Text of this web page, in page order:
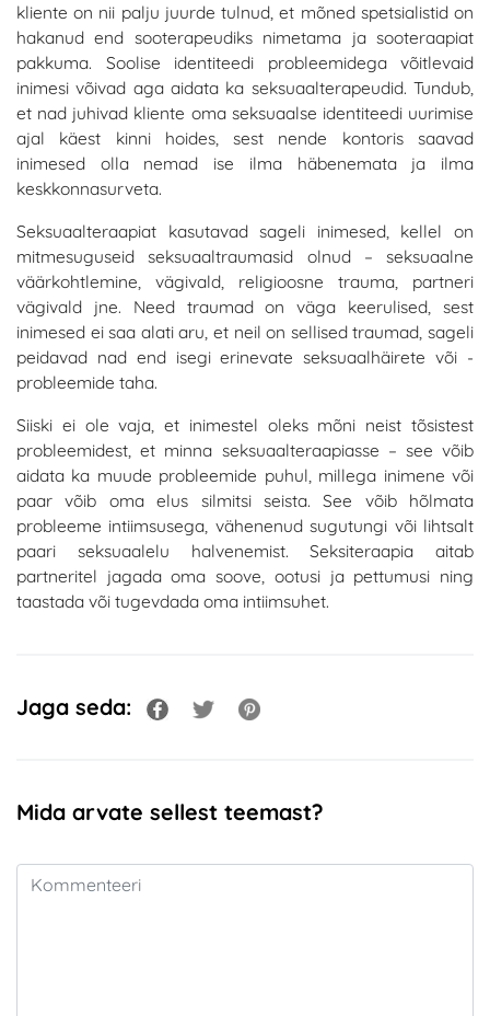
kliente on nii palju juurde tulnud, et mõned spetsialistid on
hakanud end sooterapeudiks nimetama ja sooteraapiat
pakkuma. Soolise identiteedi probleemidega võitlevaid
inimesi võivad aga aidata ka seksuaalterapeudid. Tundub,
et nad juhivad kliente oma seksuaalse identiteedi uurimise
ajal käest kinni hoides, sest nende kontoris saavad
inimesed olla nemad ise ilma häbenemata ja ilma
keskkonnasurveta.
Seksuaalteraapiat kasutavad sageli inimesed, kellel on
mitmesuguseid seksuaaltraumasid olnud – seksuaalne
väärkohtlemine, vägivald, religioosne trauma, partneri
vägivald jne. Need traumad on väga keerulised, sest
inimesed ei saa alati aru, et neil on sellised traumad, sageli
peidavad nad end isegi erinevate seksuaalhäirete või -
probleemide taha.
Siiski ei ole vaja, et inimestel oleks mõni neist tõsistest
probleemidest, et minna seksuaalteraapiasse – see võib
aidata ka muude probleemide puhul, millega inimene või
paar võib oma elus silmitsi seista. See võib hõlmata
probleeme intiimsusega, vähenenud sugutungi või lihtsalt
paari seksuaalelu halvenemist. Seksiteraapia aitab
partneritel jagada oma soove, ootusi ja pettumusi ning
taastada või tugevdada oma intiimsuhet.
Jaga seda:
Mida arvate sellest teemast?